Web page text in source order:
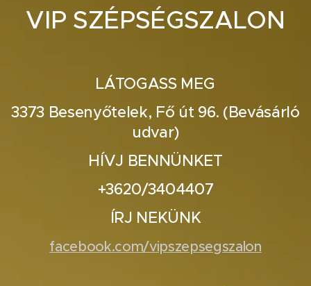
VIP SZÉPSÉGSZALON
LÁTOGASS MEG
3373 Besenyőtelek, Fő út 96. (Bevásárló
udvar)
HÍVJ BENNÜNKET
+3620/3404407
ÍRJ NEKÜNK
facebook.com/vipszepsegszalon